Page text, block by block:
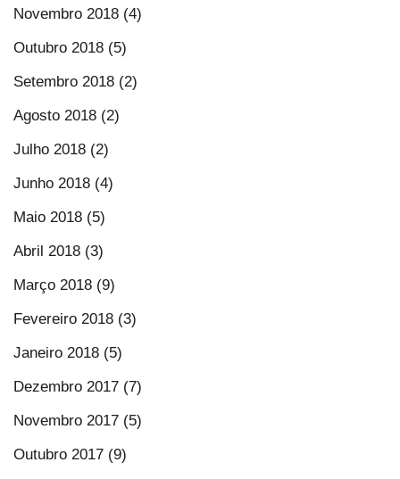
Novembro 2018 (4)
Outubro 2018 (5)
Setembro 2018 (2)
Agosto 2018 (2)
Julho 2018 (2)
Junho 2018 (4)
Maio 2018 (5)
Abril 2018 (3)
Março 2018 (9)
Fevereiro 2018 (3)
Janeiro 2018 (5)
Dezembro 2017 (7)
Novembro 2017 (5)
Outubro 2017 (9)